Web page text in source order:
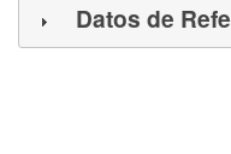
Datos de